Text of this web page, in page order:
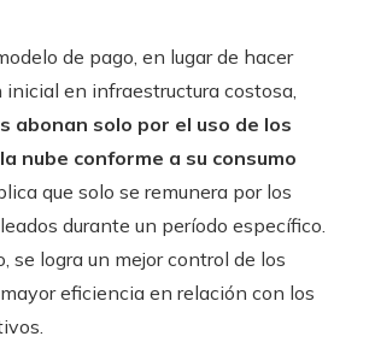
de pago, en lugar de hacer
en infraestructura costosa,
abonan solo por el uso de los
nube conforme a su consumo
que solo se remunera por los
durante un período específico.
se logra un mejor control de los
eficiencia en relación con los